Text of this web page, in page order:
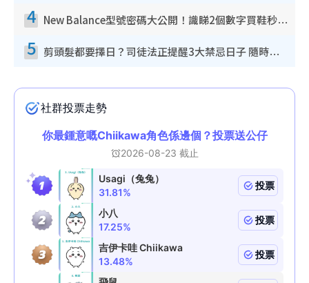
4 New Balance型號密碼大公開！識睇2個數字買鞋秒知功能免中伏 附5大熱門鞋款
5 剪頭髮都要擇日？司徒法正提醒3大禁忌日子 隨時剪走財運！呢日剪髮恐「剪壽命」？